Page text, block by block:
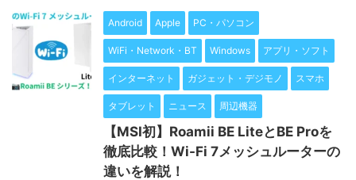
Android Apple PC・パソコン
WiFi・Network・BT Windows アプリ・ソフト
インターネット ガジェット・デジモノ スマホ
タブレット ニュース 周辺機器
【MSI初】Roamii BE LiteとBE Proを
徹底比較！Wi-Fi 7メッシュルーターの
違いを解説！